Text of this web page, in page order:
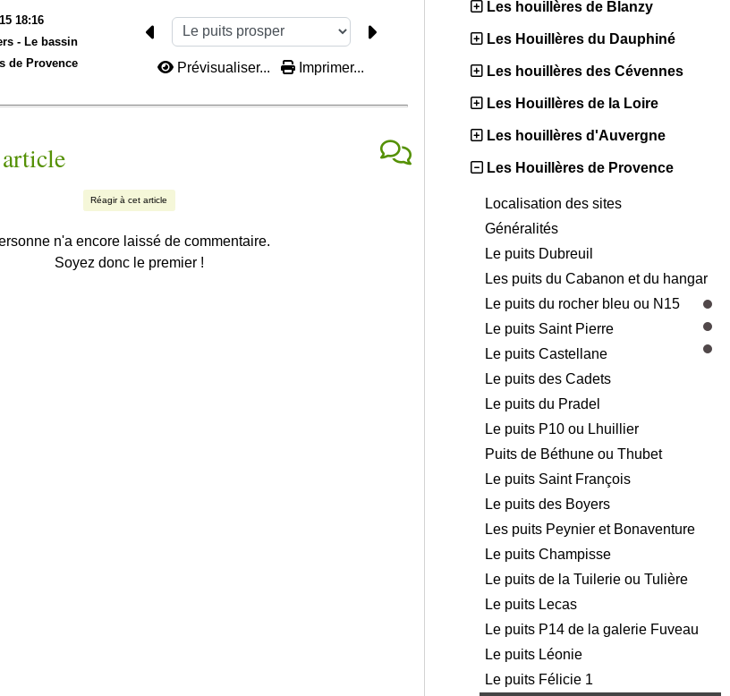
18:16
- Le bassin
de Provence
Prévisualiser... Imprimer...
Réagir à cet article
n'a encore laissé de commentaire.
Soyez donc le premier !
Les houillères de Blanzy
Les Houillères du Dauphiné
Les houillères des Cévennes
Les Houillères de la Loire
Les houillères d'Auvergne
Les Houillères de Provence
Localisation des sites
Généralités
Le puits Dubreuil
Les puits du Cabanon et du hangar
Le puits du rocher bleu ou N15
Le puits Saint Pierre
Le puits Castellane
Le puits des Cadets
Le puits du Pradel
Le puits P10 ou Lhuillier
Puits de Béthune ou Thubet
Le puits Saint François
Le puits des Boyers
Les puits Peynier et Bonaventure
Le puits Champisse
Le puits de la Tuilerie ou Tulière
Le puits Lecas
Le puits P14 de la galerie Fuveau
Le puits Léonie
Le puits Félicie 1